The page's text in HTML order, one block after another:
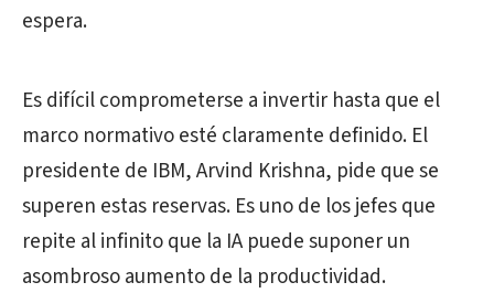
espera.
Es difícil comprometerse a invertir hasta que el
marco normativo esté claramente definido. El
presidente de IBM, Arvind Krishna, pide que se
superen estas reservas. Es uno de los jefes que
repite al infinito que la IA puede suponer un
asombroso aumento de la productividad.